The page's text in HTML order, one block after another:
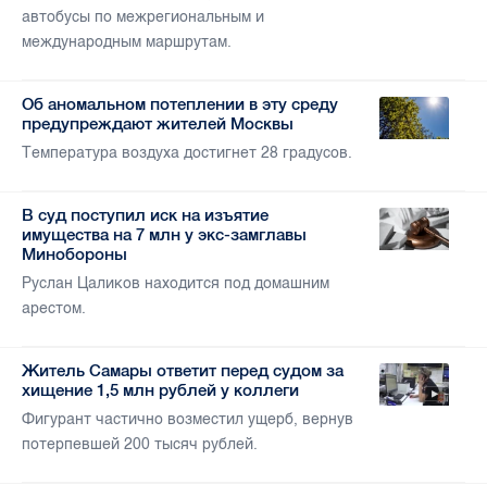
автобусы по межрегиональным и
международным маршрутам.
Об аномальном потеплении в эту среду
предупреждают жителей Москвы
Температура воздуха достигнет 28 градусов.
В суд поступил иск на изъятие
имущества на 7 млн у экс-замглавы
Минобороны
Руслан Цаликов находится под домашним
арестом.
Житель Самары ответит перед судом за
хищение 1,5 млн рублей у коллеги
Фигурант частично возместил ущерб, вернув
потерпевшей 200 тысяч рублей.